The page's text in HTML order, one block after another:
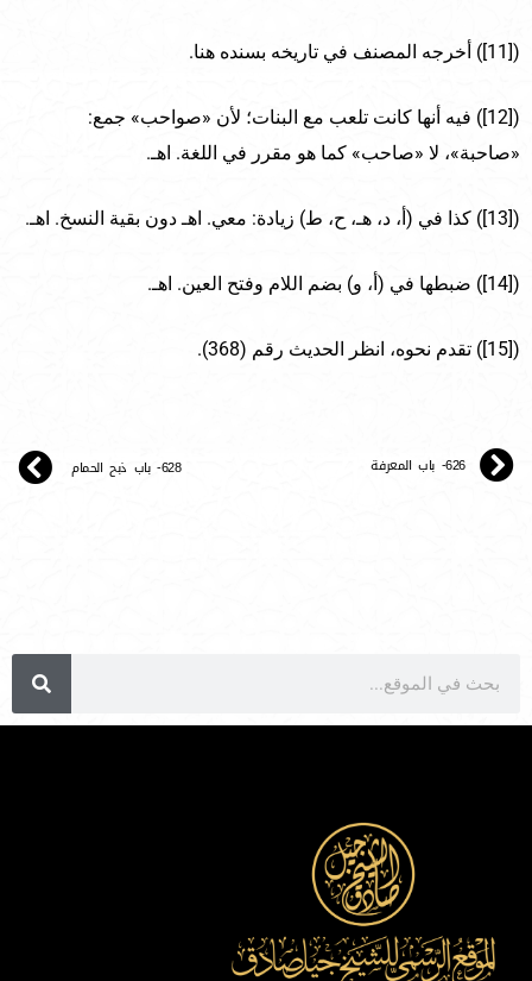
([11]) أخرجه المصنف في تاريخه بسنده هنا.
([12]) فيه أنها كانت تلعب مع البنات؛ لأن «صواحب» جمع:
«صاحبة»، لا «صاحب» كما هو مقرر في اللغة. اهـ.
([13]) كذا في (أ، د، هـ، ح، ط) زيادة: معي. اهـ دون بقية النسخ. اهـ.
([14]) ضبطها في (أ، و) بضم اللام وفتح العين. اهـ.
([15]) تقدم نحوه، انظر الحديث رقم (368).
626- باب المعرفة 628- باب ذبح الحمام